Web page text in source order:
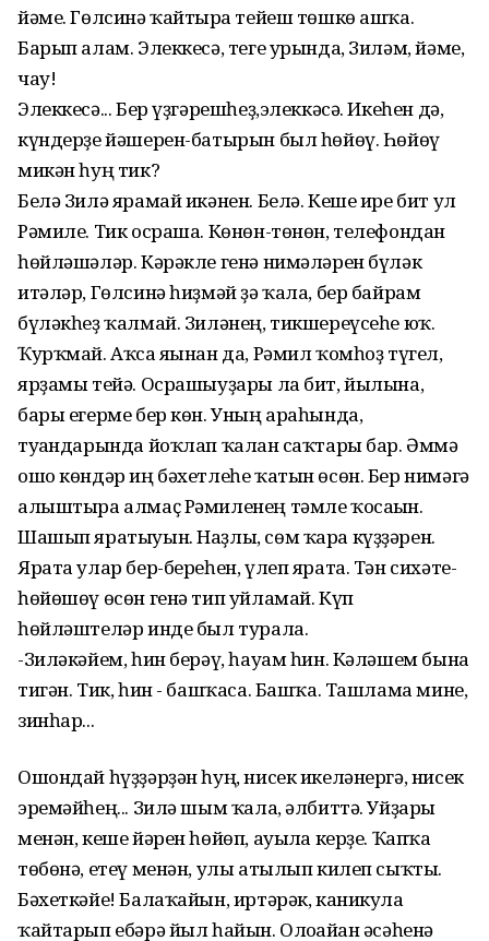
йәме. Гөлсинә ҡайтырға тейеш төшкө ашҡа.
Барып алам. Элеккесә, теге урында, Зиләм, йәме,
чау!
Элеккесә... Бер үҙгәрешһеҙ,элеккәсә. Икеһен дә,
күндерҙе йәшерен-батырын был һөйөү. Һөйөү
микән һуң тик?
Белә Зилә ярамай икәнен. Белә. Кеше ире бит ул
Рәмиле. Тик осраша. Көнөн-төнөн, телефондан
һөйләшәләр. Кәрәкле генә нимәләрен бүләк
итәләр, Гөлсинә һиҙмәй ҙә ҡала, бер байрам
бүләкһеҙ ҡалмай. Зиләнең, тикшереүсеһе юҡ.
Ҡурҡмай. Аҡса яғынан да, Рәмил ҡомһоҙ түгел,
ярҙамы тейә. Осрашыуҙары ла бит, йылына,
бары егерме бер көн. Уның араһында,
туғандарында йоҡлап ҡалған саҡтары бар. Әммә
ошо көндәр иң бәхетлеһе ҡатын өсөн. Бер нимәгә
алыштыра алмаҫ Рәмиленең тәмле ҡосағын.
Шашып яратыуын. Наҙлы, сөм ҡара күҙҙәрен.
Ярата улар бер-береһен, үлеп ярата. Тән сихәте-
һөйөшөү өсөн генә тип уйламай. Күп
һөйләштеләр инде был турала.
-Зиләкәйем, һин берәү, һауам һин. Кәләшем бына
тигән. Тик, һин - башҡаса. Башҡа. Ташлама мине,
зинһар...
Ошондай һүҙҙәрҙән һуң, нисек икеләнергә, нисек
эремәйһең... Зилә шым ҡала, әлбиттә. Уйҙары
менән, кеше йәрен һөйөп, ауылға керҙе. Ҡапҡа
төбөнә, етеү менән, улы атылып килеп сыҡты.
Бәхеткәйе! Балаҡайын, иртәрәк, каникулға
ҡайтарып ебәрә йыл һайын. Олоғайған әсәһенә